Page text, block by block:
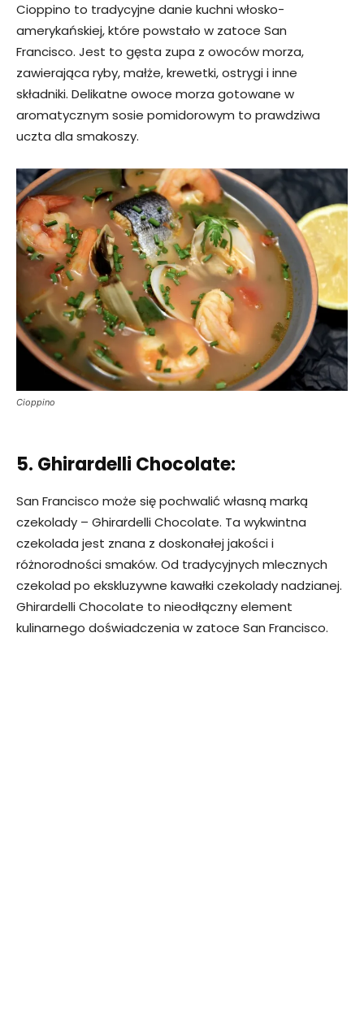
Cioppino to tradycyjne danie kuchni włosko-
amerykańskiej, które powstało w zatoce San
Francisco. Jest to gęsta zupa z owoców morza,
zawierająca ryby, małże, krewetki, ostrygi i inne
składniki. Delikatne owoce morza gotowane w
aromatycznym sosie pomidorowym to prawdziwa
uczta dla smakoszy.
Cioppino
5. Ghirardelli Chocolate:
San Francisco może się pochwalić własną marką
czekolady – Ghirardelli Chocolate. Ta wykwintna
czekolada jest znana z doskonałej jakości i
różnorodności smaków. Od tradycyjnych mlecznych
czekolad po ekskluzywne kawałki czekolady nadzianej.
Ghirardelli Chocolate to nieodłączny element
kulinarnego doświadczenia w zatoce San Francisco.